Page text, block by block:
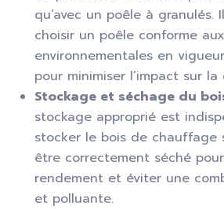
qu’avec un poêle à granulés.
choisir un poêle conforme
environnementales en
pour minimiser l’impact sur la
Stockage et séchage du
stockage approprié est
stocker le bois de chauffage
être correctement séché
rendement et éviter une
et polluante.